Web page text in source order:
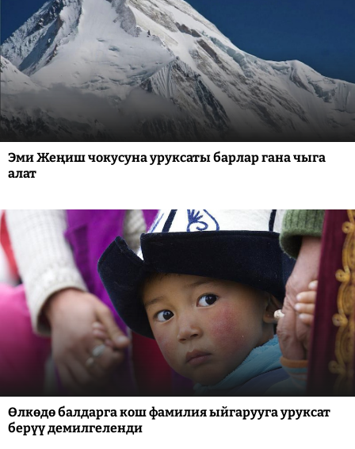
Эми Жеңиш чокусуна уруксаты барлар гана чыга
алат
Өлкөдө балдарга кош фамилия ыйгарууга уруксат
берүү демилгеленди